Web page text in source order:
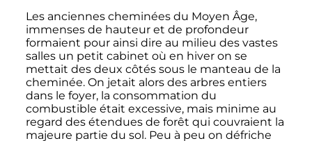
Les anciennes cheminées du Moyen Âge,
immenses de hauteur et de profondeur
formaient pour ainsi dire au milieu des vastes
salles un petit cabinet où en hiver on se
mettait des deux côtés sous le manteau de la
cheminée. On jetait alors des arbres entiers
dans le foyer, la consommation du
combustible était excessive, mais minime au
regard des étendues de forêt qui couvraient la
majeure partie du sol. Peu à peu on défriche